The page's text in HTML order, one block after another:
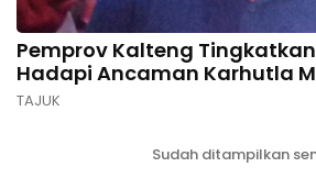
Pemprov Kalteng
Hadapi Ancaman Karhutla
TAJUK
Sudah ditampilkan